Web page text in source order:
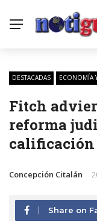
DESTACADAS ECONOMÍA
Fitch
reforma
calificación
Concepción Citalán
Share on